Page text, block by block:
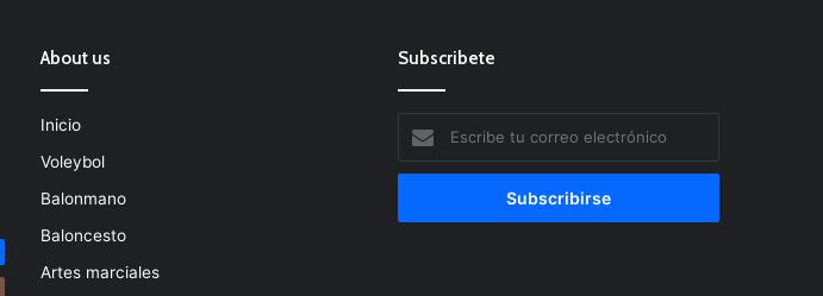
About us
Inicio
Voleybol
Balonmano
Baloncesto
Artes marciales
Subscribete
tu
correo